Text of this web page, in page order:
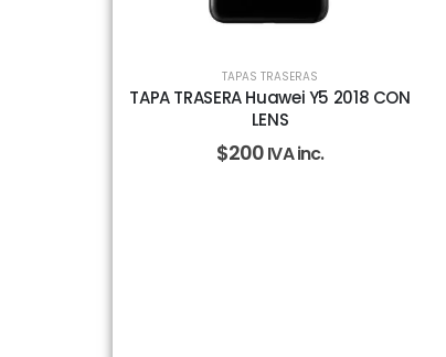
TAPAS TRASERAS
TAPA TRASERA Huawei Y5 2018 CON
LENS
$200IVA inc.